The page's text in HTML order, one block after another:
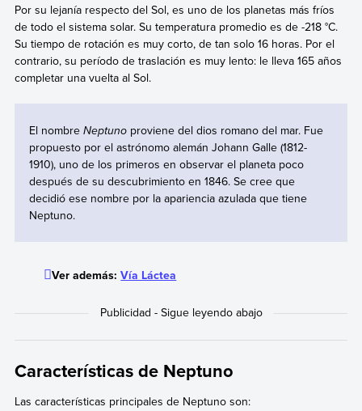
Por su lejanía respecto del Sol, es uno de los planetas más fríos
de todo el sistema solar. Su temperatura promedio es de -218 °C.
Su tiempo de rotación es muy corto, de tan solo 16 horas. Por el
contrario, su período de traslación es muy lento: le lleva 165 años
completar una vuelta al Sol.
El nombre Neptuno proviene del dios romano del mar. Fue
propuesto por el astrónomo alemán Johann Galle (1812-
1910), uno de los primeros en observar el planeta poco
después de su descubrimiento en 1846. Se cree que
decidió ese nombre por la apariencia azulada que tiene
Neptuno.
Ver además:Vía Láctea
Características de Neptuno
Las características principales de Neptuno son: